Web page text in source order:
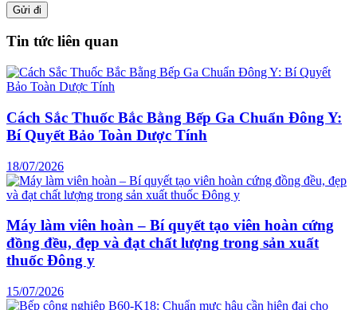
Tin tức liên quan
Cách Sắc Thuốc Bắc Bằng Bếp Ga Chuẩn Đông Y:
Bí Quyết Bảo Toàn Dược Tính
18/07/2026
Máy làm viên hoàn – Bí quyết tạo viên hoàn cứng
đồng đều, đẹp và đạt chất lượng trong sản xuất
thuốc Đông y
15/07/2026